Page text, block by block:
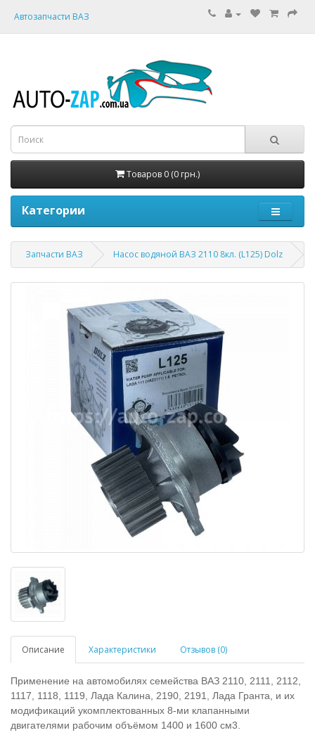
Автозапчасти ВАЗ
Товаров 0 (0 грн.)
Категории
Запчасти ВАЗ Насос водяной ВАЗ 2110 8кл. (L125) Dolz
Описание Характеристики Отзывов (0)
Применение на автомобилях семейства ВАЗ 2110, 2111, 2112,
1117, 1118, 1119, Лада Калина, 2190, 2191, Лада Гранта, и их
модификаций укомплектованных 8-ми клапанными
двигателями рабочим объёмом 1400 и 1600 см3.